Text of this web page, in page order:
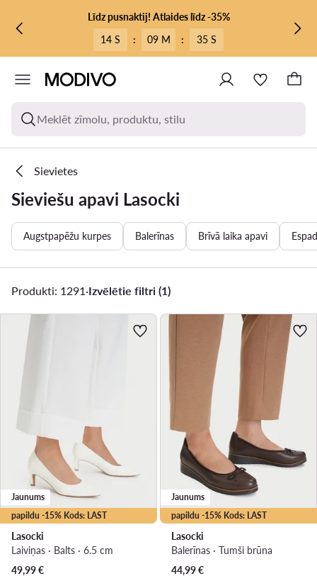
PĀRIET UZ GALVENO SATURU
PĀRIET UZ MEKLĒŠANULīdz pusnaktij! Atlaides līdz -35%
14 S
: 09 M : 33 S
Meklēt zīmolu, produktu, stilu
Sievietes
Sieviešu apavi Lasocki
Augstpapēžu kurpes Balerīnas Brīvā laika apavi
Produkti: 1291 ·Izvēlētie filtri (1)
papildu -15% Kods: LAST
Jaunums
Lasocki
Laiviņas · Balts · 6.5 cm
49,99€
papildu -15% Kods: LAST
Jaunums
Lasocki
Balerīnas · Tumši brūna
44,99€